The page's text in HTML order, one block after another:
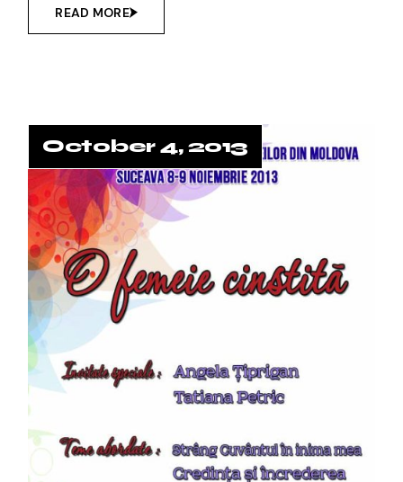
READ MORE
October 4, 2013